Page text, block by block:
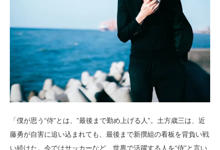
「僕が思う“侍”とは、”最後まで勤め上げる人”。土方歳三は、近
藤勇が自害に追い込まれても、最後まで新撰組の看板を背負い戦
い続けた。今ではサッカーなど、世界で活躍する人を“侍”と言い